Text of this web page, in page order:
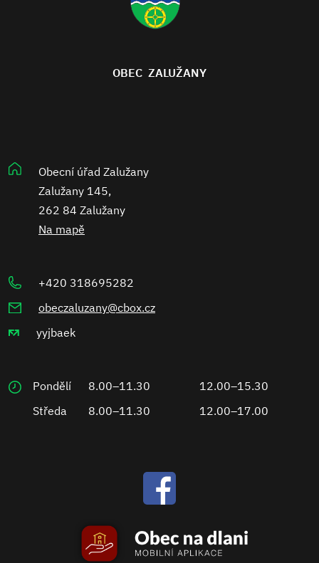
OBEC ZALUŽANY
Obecní úřad Zalužany
Zalužany 145,
262 84 Zalužany
Na mapě
+420 318695282
obeczaluzany@cbox.cz
yyjbaek
Pondělí 8.00–11.30
12.00–15.30
Středa
8.00–11.30 12.00–17.00